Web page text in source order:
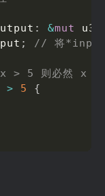
: &mut u32
;
// 将*input
5 则必然 x > 5
> 5
{